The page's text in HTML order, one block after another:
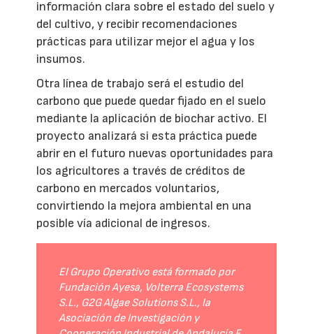
información clara sobre el estado del suelo y
del cultivo, y recibir recomendaciones
prácticas para utilizar mejor el agua y los
insumos.
Otra línea de trabajo será el estudio del
carbono que puede quedar fijado en el suelo
mediante la aplicación de biochar activo. El
proyecto analizará si esta práctica puede
abrir en el futuro nuevas oportunidades para
los agricultores a través de créditos de
carbono en mercados voluntarios,
convirtiendo la mejora ambiental en una
posible vía adicional de ingresos.
El Grupo Operativo está formado por
Fundación Ayesa, Volterra Ecosystems
S.L., G2G Algae Solutions S.L., la
Asociación de Investigación y